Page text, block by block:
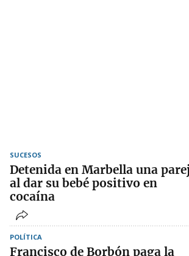
SUCESOS
Detenida en Marbella una
al dar su bebé positivo en
cocaína
POLÍTICA
Francisco de Borbón paga la